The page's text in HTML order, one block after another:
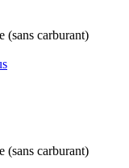
(sans carburant)
(sans carburant)